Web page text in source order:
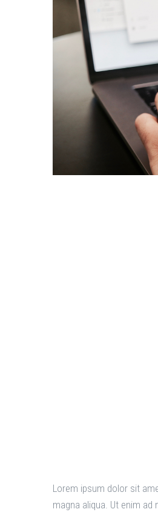
Lorem ipsum dolor sit
magna aliqua. Ut enim